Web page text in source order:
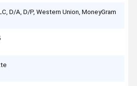
D/A, D/P, Western Union, MoneyGram